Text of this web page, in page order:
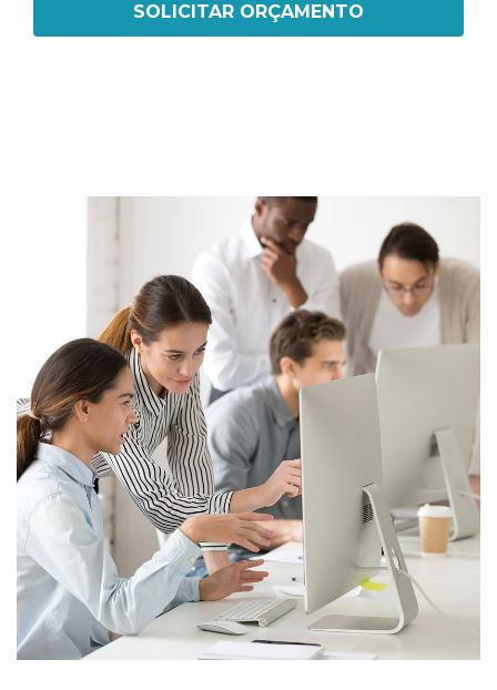
SOLICITAR ORÇAMENTO